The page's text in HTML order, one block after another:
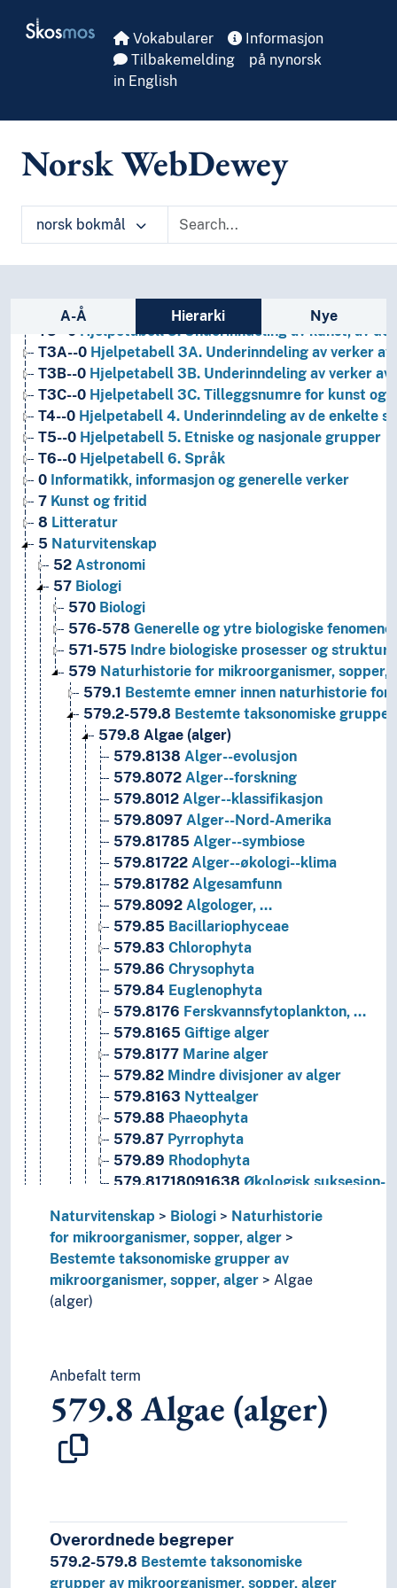
Skosmos Vokabularer
Informasjon
Tilbakemelding
på nynorsk
in English
Norsk WebDewey
norsk bokmål
Sidefelt: navigér i vokabularet på ulike
A-Å Hierarki Nye
1Filosofi og psykologi
9Historie og geografi
T2--0
Hjelpetabell 2. Geografiske områder,
T3--0 Hjelpetabell 3. Underinndeling av kunst, av
T3A--0 Hjelpetabell 3A. Underinndeling av verker
T3B--0 Hjelpetabell 3B. Underinndeling av verker
T3C--0 Hjelpetabell 3C. Tilleggsnumre for kunst og
T4--0 Hjelpetabell 4. Underinndeling av de enkelte
T5--0 Hjelpetabell 5. Etniske og nasjonale grupper
T6--0 Hjelpetabell 6. Språk
0 Informatikk, informasjon og generelle verker
7 Kunst og fritid
8 Litteratur
5 Naturvitenskap
52 Astronomi
57 Biologi
570 Biologi
576-578 Generelle og ytre biologiske
571-575 Indre biologiske prosesser og
579 Naturhistorie for mikroorganismer, sopper,
579.1 Bestemte emner innen naturhistorie for
579.2-579.8 Bestemte taksonomiske
579.8 Algae (alger)
579.8138 Alger--evolusjon
579.8072 Alger--forskning
579.8012 Alger--klassifikasjon
579.8097 Alger--Nord-Amerika
579.81785 Alger--symbiose
579.81722 Alger--økologi--klima
579.81782 Algesamfunn
579.8092 Algologer, …
579.85 Bacillariophyceae
579.83 Chlorophyta
579.86 Chrysophyta
579.84 Euglenophyta
579.8176 Ferskvannsfytoplankton, …
579.8165 Giftige alger
579.8177 Marine alger
579.82 Mindre divisjoner av alger
579.8163 Nyttealger
579.88 Phaeophyta
579.87 Pyrrophyta
579.89 Rhodophyta
579.81718091638 Økologisk
579.6Hattsopper
579.7Lichenes (lavarter)
579.3Prokaryoter
579.4Protozoa (protozoer)
56Fossiler og forhistorisk liv
53Fysikk
55 Geovitenskap
54Kjemi
51Matematikk
Religion
Samfunnsvitenskap
Språk
Naturvitenskap Biologi
Naturhistorie
for mikroorganismer, sopper, alger
Bestemte taksonomiske grupper av
mikroorganismer, sopper, alger
Algae
(alger)
Anbefalt term
579.8Algae (alger)
Overordnede begreper
579.2-579.8 Bestemte taksonomiske
grupper av mikroorganismer, sopper, alger